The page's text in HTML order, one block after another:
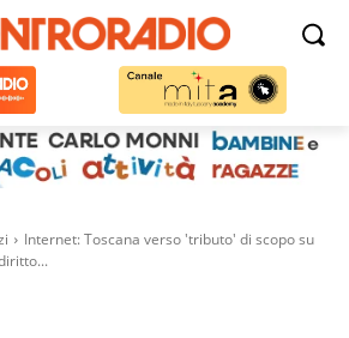
Internet: Toscana verso 'tributo' di scopo su